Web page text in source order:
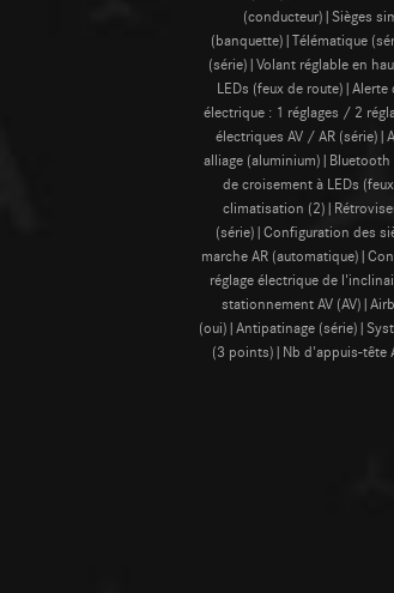
(conducteur)|Sièges
(banquette)|Télématique
(série)|Volant réglable en
LEDs (feux de
électrique : 1 réglages / 2
électriques AV / AR
alliage
de croisement à LEDs
climatisation
(série)|Configuration des
marche AR
réglage électrique de
stationnement AV
(oui)|Antipatinage
(3 points)|Nb d'appuis-tête